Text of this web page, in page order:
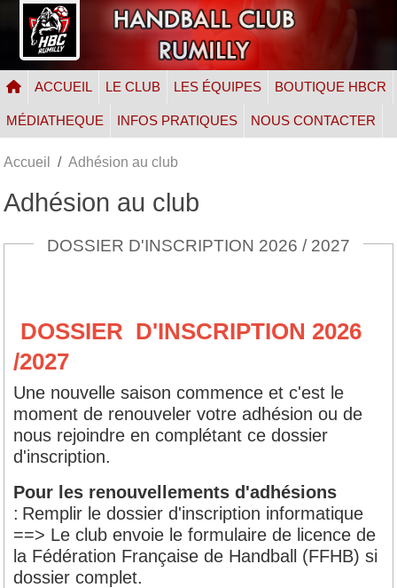
ACCUEIL LE CLUB LES ÉQUIPES BOUTIQUE HBCR
MÉDIATHEQUE INFOS PRATIQUES NOUS CONTACTER
Accueil Adhésion au club
Adhésion au club
DOSSIER D'INSCRIPTION 2026 / 2027
DOSSIER D'INSCRIPTION 2026
/2027
Une nouvelle saison commence et c'est le
moment de renouveler votre adhésion ou de
nous rejoindre en complétant ce dossier
d'inscription.
Pour les renouvellements d'adhésions
: Remplir le dossier d'inscription informatique
==> Le club envoie le formulaire de licence de
la Fédération Française de Handball (FFHB) si
dossier complet.
Panneau de gestion des cookies